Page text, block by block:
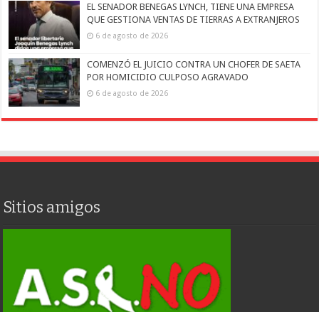
EL SENADOR BENEGAS LYNCH, TIENE UNA EMPRESA
QUE GESTIONA VENTAS DE TIERRAS A EXTRANJEROS
6 de agosto de 2026
COMENZÓ EL JUICIO CONTRA UN CHOFER DE SAETA
POR HOMICIDIO CULPOSO AGRAVADO
6 de agosto de 2026
Sitios amigos